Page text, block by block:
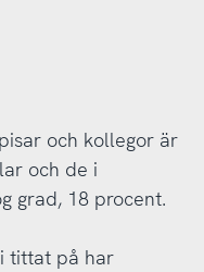
och kollegor är
och de i
grad, 18 procent.
tittat på har